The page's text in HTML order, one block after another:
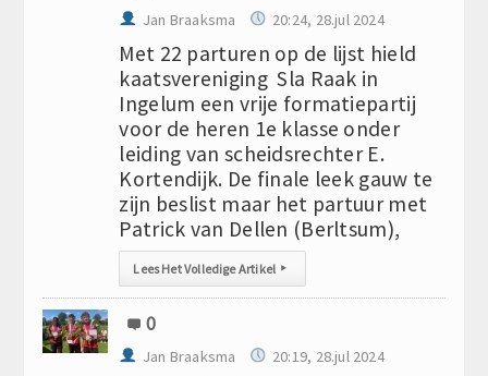
Jan Braaksma 20:24, 28.jul 2024
Met 22 parturen op de lijst hield
kaatsvereniging Sla Raak in
Ingelum een vrije formatiepartij
voor de heren 1e klasse onder
leiding van scheidsrechter E.
Kortendijk. De finale leek gauw te
zijn beslist maar het partuur met
Patrick van Dellen (Berltsum),
Lees Het Volledige Artikel ▸
0
Jan Braaksma 20:19, 28.jul 2024